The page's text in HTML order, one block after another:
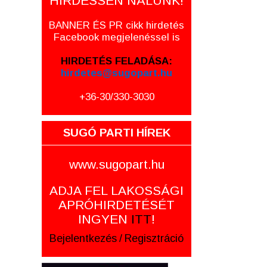
BANNER ÉS PR cikk hirdetés
Facebook megjelenéssel is
HIRDETÉS FELADÁSA:
hirdetes@sugopart.hu
+36-30/330-3030
SUGÓ PARTI HÍREK
www.sugopart.hu
ADJA FEL LAKOSSÁGI
APRÓHIRDETÉSÉT
INGYEN ITT!
Bejelentkezés / Regisztráció